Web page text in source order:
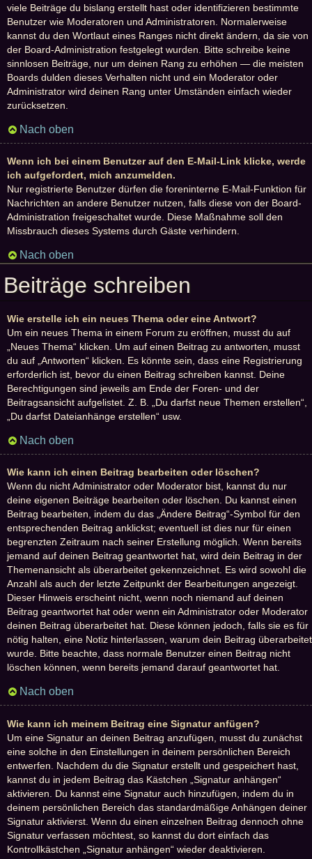
viele Beiträge du bislang erstellt hast oder identifizieren bestimmte
Benutzer wie Moderatoren und Administratoren. Normalerweise
kannst du den Wortlaut eines Ranges nicht direkt ändern, da sie von
der Board-Administration festgelegt wurden. Bitte schreibe keine
sinnlosen Beiträge, nur um deinen Rang zu erhöhen — die meisten
Boards dulden dieses Verhalten nicht und ein Moderator oder
Administrator wird deinen Rang unter Umständen einfach wieder
zurücksetzen.
Nach oben
Wenn ich bei einem Benutzer auf den E-Mail-Link klicke, werde
ich aufgefordert, mich anzumelden.
Nur registrierte Benutzer dürfen die foreninterne E-Mail-Funktion für
Nachrichten an andere Benutzer nutzen, falls diese von der Board-
Administration freigeschaltet wurde. Diese Maßnahme soll den
Missbrauch dieses Systems durch Gäste verhindern.
Nach oben
Beiträge schreiben
Wie erstelle ich ein neues Thema oder eine Antwort?
Um ein neues Thema in einem Forum zu eröffnen, musst du auf
„Neues Thema“ klicken. Um auf einen Beitrag zu antworten, musst
du auf „Antworten“ klicken. Es könnte sein, dass eine Registrierung
erforderlich ist, bevor du einen Beitrag schreiben kannst. Deine
Berechtigungen sind jeweils am Ende der Foren- und der
Beitragsansicht aufgelistet. Z. B. „Du darfst neue Themen erstellen“,
„Du darfst Dateianhänge erstellen“ usw.
Nach oben
Wie kann ich einen Beitrag bearbeiten oder löschen?
Wenn du nicht Administrator oder Moderator bist, kannst du nur
deine eigenen Beiträge bearbeiten oder löschen. Du kannst einen
Beitrag bearbeiten, indem du das „Ändere Beitrag“-Symbol für den
entsprechenden Beitrag anklickst; eventuell ist dies nur für einen
begrenzten Zeitraum nach seiner Erstellung möglich. Wenn bereits
jemand auf deinen Beitrag geantwortet hat, wird dein Beitrag in der
Themenansicht als überarbeitet gekennzeichnet. Es wird sowohl die
Anzahl als auch der letzte Zeitpunkt der Bearbeitungen angezeigt.
Dieser Hinweis erscheint nicht, wenn noch niemand auf deinen
Beitrag geantwortet hat oder wenn ein Administrator oder Moderator
deinen Beitrag überarbeitet hat. Diese können jedoch, falls sie es für
nötig halten, eine Notiz hinterlassen, warum dein Beitrag überarbeitet
wurde. Bitte beachte, dass normale Benutzer einen Beitrag nicht
löschen können, wenn bereits jemand darauf geantwortet hat.
Nach oben
Wie kann ich meinem Beitrag eine Signatur anfügen?
Um eine Signatur an deinen Beitrag anzufügen, musst du zunächst
eine solche in den Einstellungen in deinem persönlichen Bereich
entwerfen. Nachdem du die Signatur erstellt und gespeichert hast,
kannst du in jedem Beitrag das Kästchen „Signatur anhängen“
aktivieren. Du kannst eine Signatur auch hinzufügen, indem du in
deinem persönlichen Bereich das standardmäßige Anhängen deiner
Signatur aktivierst. Wenn du einen einzelnen Beitrag dennoch ohne
Signatur verfassen möchtest, so kannst du dort einfach das
Kontrollkästchen „Signatur anhängen“ wieder deaktivieren.